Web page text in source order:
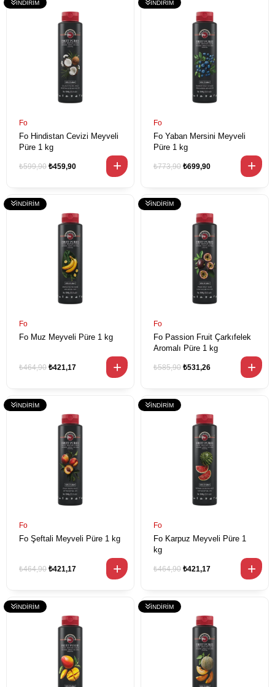
Fo
Fo Hindistan Cevizi Meyveli
Püre 1 kg
₺459,90
₺599,90
Fo
Fo Yaban Mersini Meyveli
Püre 1 kg
₺699,90
₺773,90
Fo
Fo Muz Meyveli Püre 1 kg
₺421,17
₺464,90
Fo
Fo Passion Fruit Çarkıfelek
Aromalı Püre 1 kg
₺531,26
₺585,90
Fo
Fo Şeftali Meyveli Püre 1 kg
₺421,17
₺464,90
Fo
Fo Karpuz Meyveli Püre 1
kg
₺421,17
₺464,90